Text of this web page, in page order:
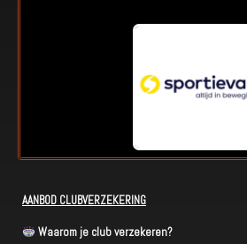
AANBOD CLUBVERZEKERING
Waarom je club verzekeren?